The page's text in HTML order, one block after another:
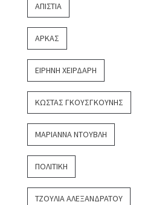
ΑΠΙΣΤΊΑ
ΑΡΚΆΣ
ΕΙΡΉΝΗ ΧΕΙΡΔΆΡΗ
ΚΏΣΤΑΣ ΓΚΟΥΣΓΚΟΎΝΗΣ
ΜΑΡΙΆΝΝΑ ΝΤΟΎΒΛΗ
ΠΟΛΙΤΙΚΉ
ΤΖΟΎΛΙΑ ΑΛΕΞΑΝΔΡΆΤΟΥ